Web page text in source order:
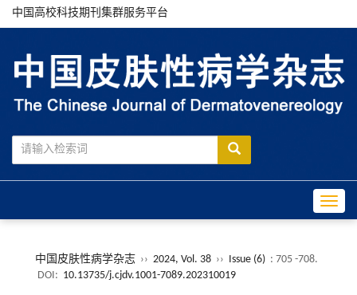
中国高校科技期刊集群服务平台
中国皮肤性病学杂志 ›› 2024, Vol. 38 ›› Issue (6) : 705 -708.
DOI: 10.13735/j.cjdv.1001-7089.202310019